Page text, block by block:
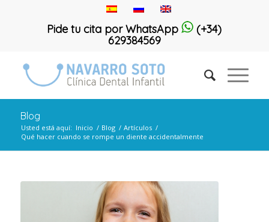
Pide tu cita por WhatsApp
(+34)
629384569
Blog
Usted está aquí: Inicio / Blog / Artículos /
Qué hacer cuando se rompe un diente accidentalmente